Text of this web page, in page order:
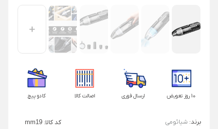
10 روز تعویض ارسال فوری اصالت کالا کادو پیچ
برند: شیائومی کد کالا:mm19